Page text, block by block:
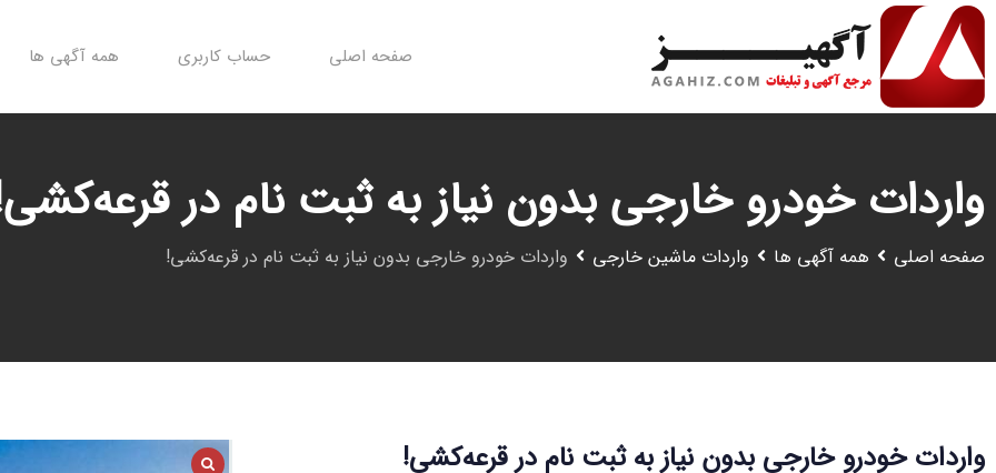
پرش
محتوا
صفحه اصلی حساب کاربری همه آگهی ها
واردات خودرو خارجی بدون نیاز به ثبت نام در
صفحه اصلی همه آگهی ها واردات ماشین خارجی واردات خودرو خارجی بدون نیاز به ثبت نام در قرعه‌کشی!
واردات خودرو خارجی بدون نیاز به ثبت نام در قرعه‌کشی!